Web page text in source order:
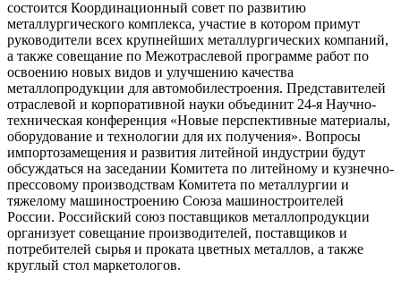
состоится Координационный совет по развитию
металлургического комплекса, участие в котором примут
руководители всех крупнейших металлургических компаний,
а также совещание по Межотраслевой программе работ по
освоению новых видов и улучшению качества
металлопродукции для автомобилестроения. Представителей
отраслевой и корпоративной науки объединит 24-я Научно-
техническая конференция «Новые перспективные материалы,
оборудование и технологии для их получения». Вопросы
импортозамещения и развития литейной индустрии будут
обсуждаться на заседании Комитета по литейному и кузнечно-
прессовому производствам Комитета по металлургии и
тяжелому машиностроению Союза машиностроителей
России. Российский союз поставщиков металлопродукции
организует совещание производителей, поставщиков и
потребителей сырья и проката цветных металлов, а также
круглый стол маркетологов.